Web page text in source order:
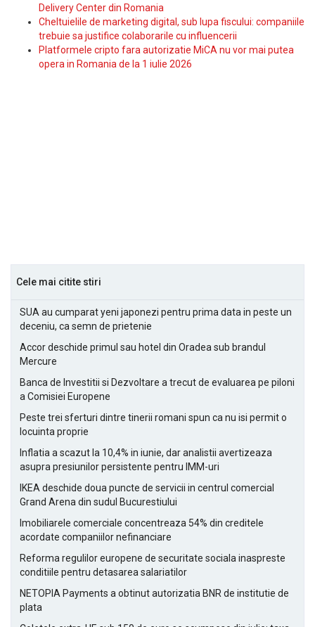
Delivery Center din Romania
Cheltuielile de marketing digital, sub lupa fiscului: companiile
trebuie sa justifice colaborarile cu influencerii
Platformele cripto fara autorizatie MiCA nu vor mai putea
opera in Romania de la 1 iulie 2026
Cele mai citite stiri
SUA au cumparat yeni japonezi pentru prima data in peste un
deceniu, ca semn de prietenie
Accor deschide primul sau hotel din Oradea sub brandul
Mercure
Banca de Investitii si Dezvoltare a trecut de evaluarea pe piloni
a Comisiei Europene
Peste trei sferturi dintre tinerii romani spun ca nu isi permit o
locuinta proprie
Inflatia a scazut la 10,4% in iunie, dar analistii avertizeaza
asupra presiunilor persistente pentru IMM-uri
IKEA deschide doua puncte de servicii in centrul comercial
Grand Arena din sudul Bucurestiului
Imobiliarele comerciale concentreaza 54% din creditele
acordate companiilor nefinanciare
Reforma regulilor europene de securitate sociala inaspreste
conditiile pentru detasarea salariatilor
NETOPIA Payments a obtinut autorizatia BNR de institutie de
plata